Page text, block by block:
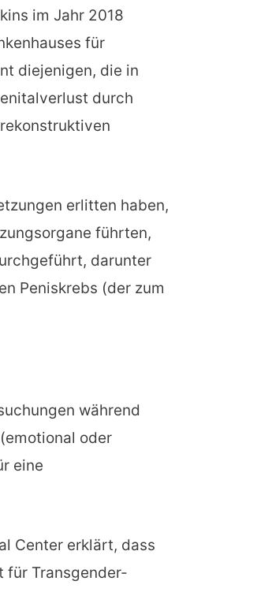
im Jahr 2018
für
diejenigen, die in
durch
erlitten haben,
führten,
darunter
Peniskrebs (der zum
während
oder
eine
Center erklärt, dass
für Transgender-